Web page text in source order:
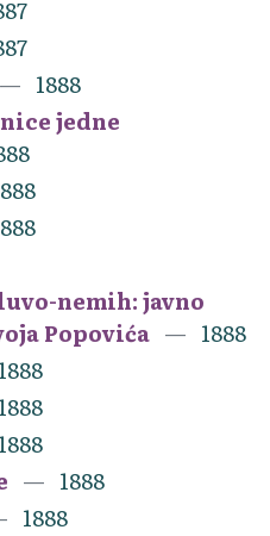
1888
jedne
nemih: javno
Popovića
1888
1888
1888
1888
1888
1888